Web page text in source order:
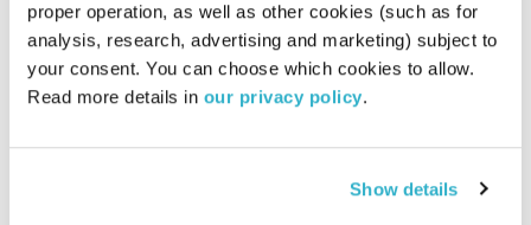
proper operation, as well as other cookies (such as for
analysis, research, advertising and marketing) subject to
your consent. You can choose which cookies to allow.
Read more details in our privacy policy.
Show details
קול קורא
תום לב-אריוירדן להבי
14.08.20
00:09:22
ההשערות היא שדפוסי המחשבה שפיתחנו במהלך חיינו הם בעלי